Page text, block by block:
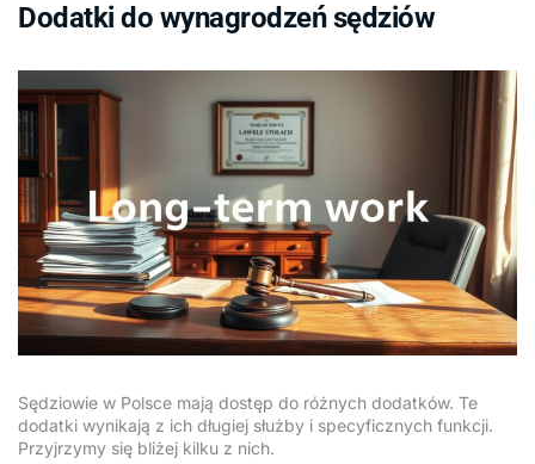
Dodatki do wynagrodzeń sędziów
Sędziowie w Polsce mają dostęp do różnych dodatków. Te
dodatki wynikają z ich długiej służby i specyficznych funkcji.
Przyjrzymy się bliżej kilku z nich.